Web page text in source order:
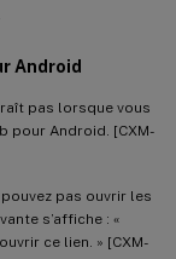
Android
pas lorsque vous
pour Android. [CXM-
pas ouvrir les
s’affiche : «
ce lien. » [CXM-